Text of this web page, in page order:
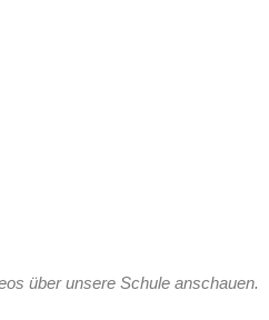
über unsere Schule anschauen.